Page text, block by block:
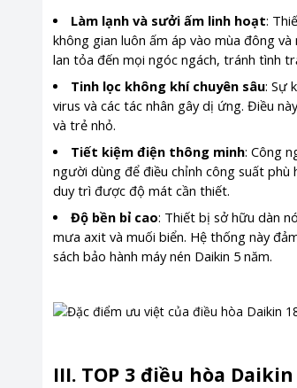
Làm lạnh và sưởi ấm linh hoạt:
không gian luôn ấm áp vào mùa đông
lan tỏa đến mọi ngóc ngách, tránh tình
Tinh lọc không khí chuyên sâu: Sự
virus và các tác nhân gây dị ứng. Điều
và trẻ nhỏ.
Tiết kiệm điện thông minh: Công
người dùng để điều chỉnh công suất phù
duy trì được độ mát cần thiết.
Độ bền bỉ cao: Thiết bị sở hữu dàn
mưa axit và muối biển. Hệ thống này
sách bảo hành máy nén Daikin 5 năm.
III. TOP 3 điều hòa